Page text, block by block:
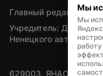
Главный редактор —
Учредитель:
Ненецкого
629003, ЯНАО,
Мы
Мы